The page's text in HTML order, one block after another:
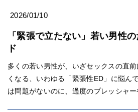
2026/01/10
「緊張で立たない」若い男性
ド
多くの若い男性が、いざセックスの直
くなる、いわゆる「緊張性ED」に悩ん
は問題がないのに、過度のプレッシャー